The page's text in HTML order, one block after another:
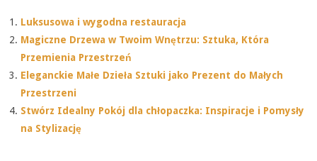
Luksusowa i wygodna restauracja
Magiczne Drzewa w Twoim Wnętrzu: Sztuka, Która
Przemienia Przestrzeń
Eleganckie Małe Dzieła Sztuki jako Prezent do Małych
Przestrzeni
Stwórz Idealny Pokój dla chłopaczka: Inspiracje i Pomysły
na Stylizację